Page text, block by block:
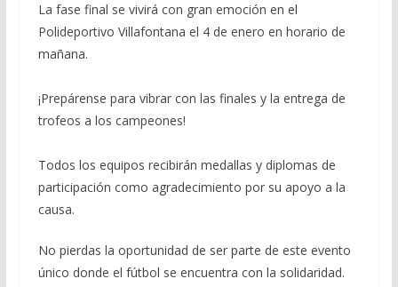
La fase final se vivirá con gran emoción en el
Polideportivo Villafontana el 4 de enero en horario de
mañana.
¡Prepárense para vibrar con las finales y la entrega de
trofeos a los campeones!
Todos los equipos recibirán medallas y diplomas de
participación como agradecimiento por su apoyo a la
causa.
No pierdas la oportunidad de ser parte de este evento
único donde el fútbol se encuentra con la solidaridad.